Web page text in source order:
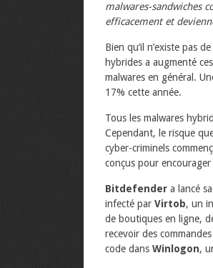
malwares-sandwiches
efficacement et
Bien qu’il n’existe pas
hybrides a augmenté
malwares en général.
17% cette année.
Tous les malwares
Cependant, le risque
cyber-criminels
conçus pour
Bitdefender a lancé
infecté par Virtob, un
de boutiques en ligne,
recevoir des
code dans Winlogon,